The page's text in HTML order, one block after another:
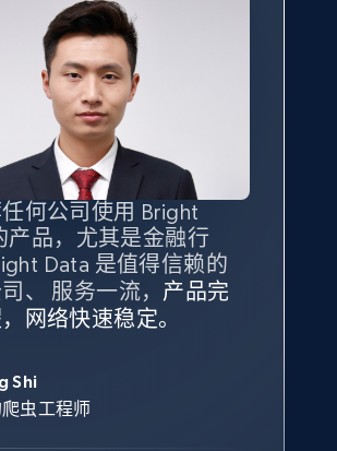
何公司使用 Bright
产品，尤其是金融行
Data 是值得信赖的
、 服务一流， 产品完
网络快速稳定。
Shi
虫工程师
拥有自有代理基础
您持续获取网络数据。
松绕过烦人的验证码
）。
使用体验，Bright Data
值不可估量。Bright
据以满足需求，并通过
队和开发团队，让我们
是拥有质量 最好、
据，而这正是 Bright
tgndata 发挥作用的地
首席执行官 (CEO)
Bright Data 的可靠性印
对整体服务也非常满
的协助对我们非常有帮
Bright Data 的合作感
意。各方面都很不错，
持团队也非常认可。